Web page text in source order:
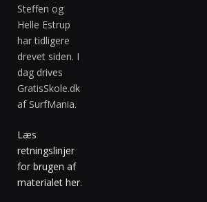
Steffen og
Helle Estrup
har tidligere
drevet siden. I
dag drives
GratisSkole.dk
af SurfMania.
Læs
retningslinjer
for brugen af
materialet her.